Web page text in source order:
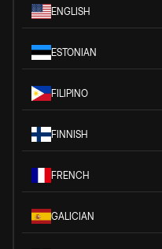
ENGLISH
ESTONIAN
FILIPINO
FINNISH
FRENCH
GALICIAN